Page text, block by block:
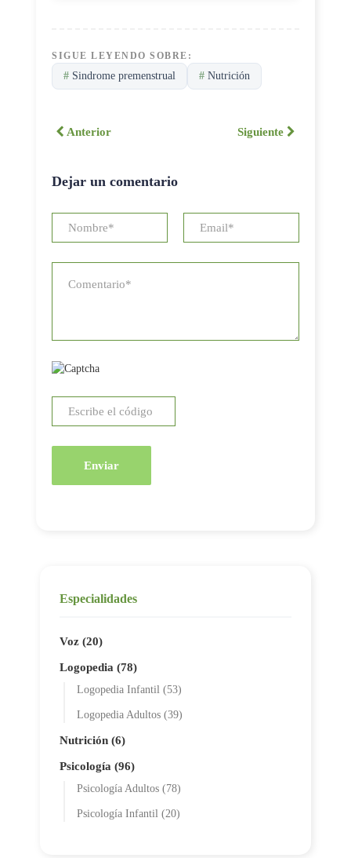
SIGUE LEYENDO SOBRE:
# Sindrome premenstrual # Nutrición
Anterior Siguiente
Dejar un comentario
Enviar
Especialidades
Voz (20)
Logopedia (78)
Logopedia Infantil (53)
Logopedia Adultos (39)
Nutrición (6)
Psicología (96)
Psicología Adultos (78)
Psicología Infantil (20)